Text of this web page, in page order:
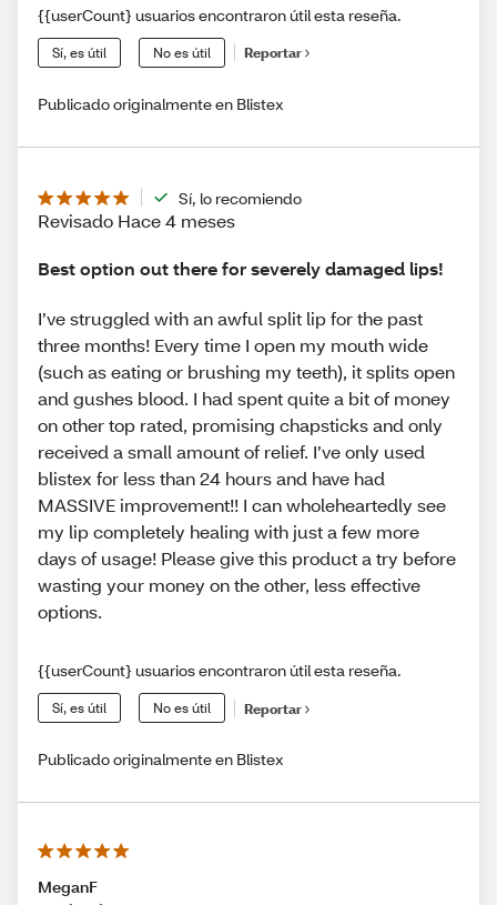
{{userCount} usuarios encontraron útil esta reseña.
Sí, es útil No es útil Reportar
Publicado originalmente en Blistex
Sí, lo recomiendo
Revisado Hace 4 meses
Best option out there for severely damaged lips!
I’ve struggled with an awful split lip for the past
three months! Every time I open my mouth wide
(such as eating or brushing my teeth), it splits open
and gushes blood. I had spent quite a bit of money
on other top rated, promising chapsticks and only
received a small amount of relief. I’ve only used
blistex for less than 24 hours and have had
MASSIVE improvement!! I can wholeheartedly see
my lip completely healing with just a few more
days of usage! Please give this product a try before
wasting your money on the other, less effective
options.
{{userCount} usuarios encontraron útil esta reseña.
Sí, es útil No es útil Reportar
Publicado originalmente en Blistex
MeganF